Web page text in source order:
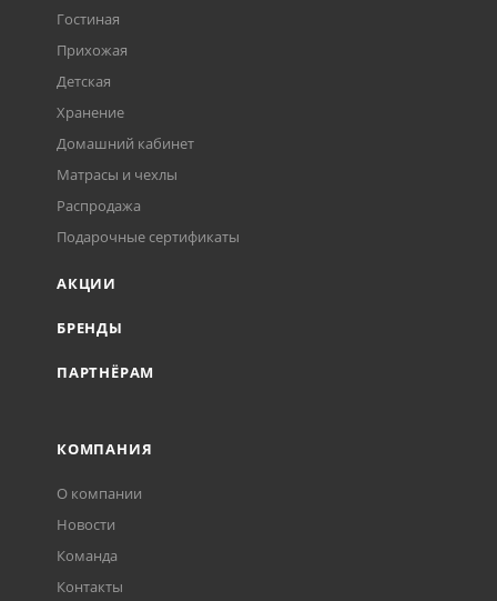
Гостиная
Прихожая
Детская
Хранение
Домашний кабинет
Матрасы и чехлы
Распродажа
Подарочные сертификаты
АКЦИИ
БРЕНДЫ
ПАРТНЁРАМ
КОМПАНИЯ
О компании
Новости
Команда
Контакты